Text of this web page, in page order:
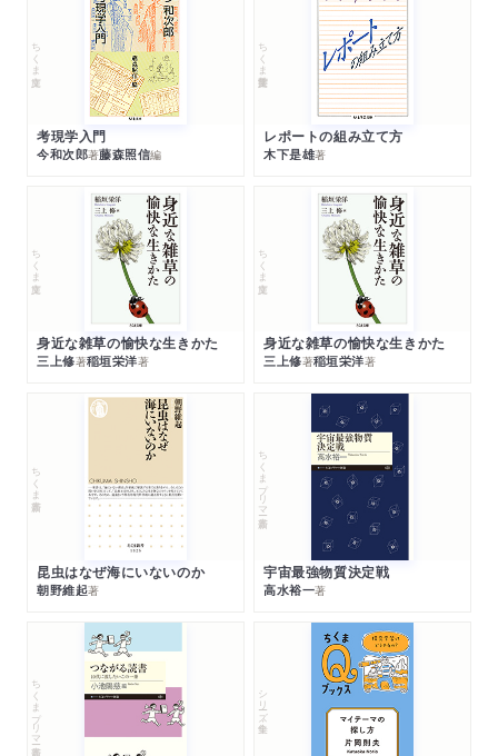
ちくま文庫
考現学入門
今和次郎著藤森照信編
ちくま学芸文庫
レポートの組み立て方
木下是雄著
ちくま文庫
身近な雑草の愉快な生きかた
三上修著稲垣栄洋著
ちくま文庫
身近な雑草の愉快な生きかた
三上修著稲垣栄洋著
ちくま新書
昆虫はなぜ海にいないのか
朝野維起著
ちくまプリマー新書
宇宙最強物質決定戦
高水裕一著
ちくまプリマー新書 シリーズ・全集